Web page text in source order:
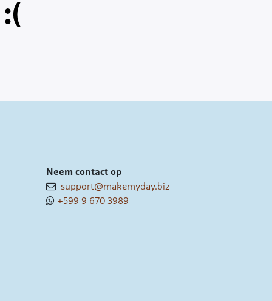
Neem contact op
support@makemyday.biz
+599 9 670 3989